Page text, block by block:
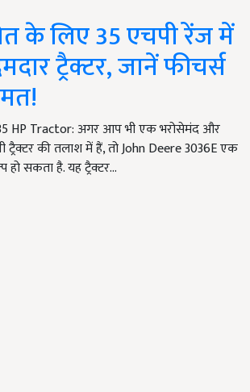
के लिए 35 एचपी रेंज में
ट्रैक्टर, जानें फीचर्स
HP Tractor: अगर आप भी एक भरोसेमंद और
ट्रैक्टर की तलाश में हैं, तो John Deere 3036E एक
हो सकता है. यह ट्रैक्टर…